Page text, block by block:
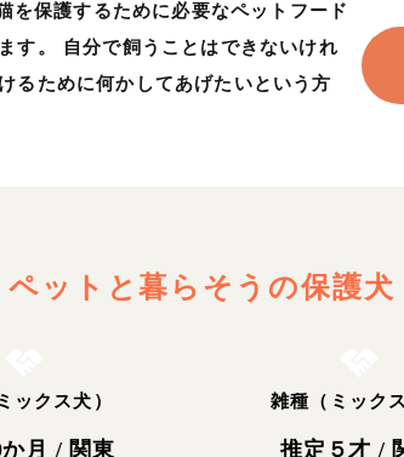
を保護するために必要なペットフード
す。 自分で飼うことはできないけれ
るために何かしてあげたいという方
ットと暮らそう の保護犬
ックス犬）
月 / 関東
雑種（ミック
推定５才 /